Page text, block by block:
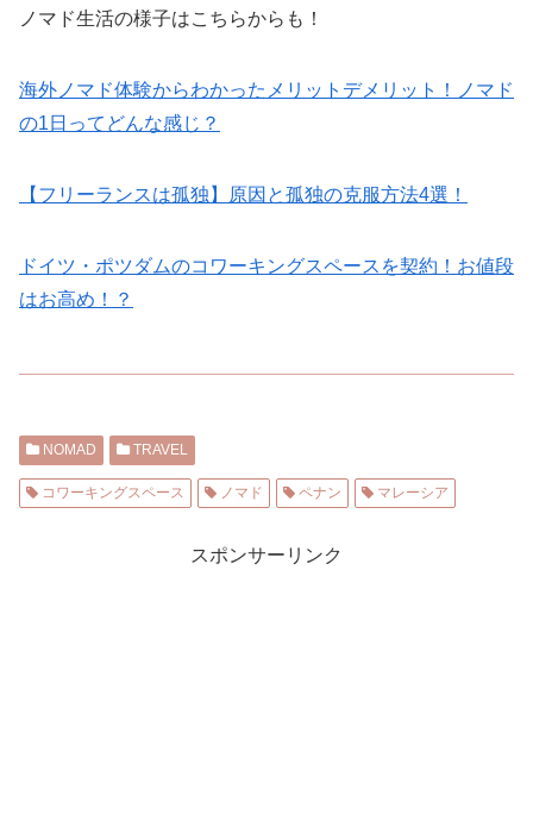
ノマド生活の様子はこちらからも！
海外ノマド体験からわかったメリットデメリット！ノマド
の1日ってどんな感じ？
【フリーランスは孤独】原因と孤独の克服方法4選！
ドイツ・ポツダムのコワーキングスペースを契約！お値段
はお高め！？
NOMAD TRAVEL
コワーキングスペース ノマド ペナン マレーシア
スポンサーリンク